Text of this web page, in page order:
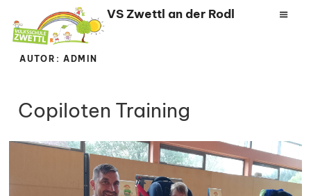
Inhalt
springen
VS Zwettl an der Rodl
AUTOR:ADMIN
Copiloten Training